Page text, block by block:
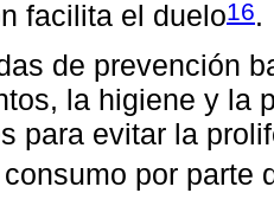
facilita el duelo16.
de prevención
la higiene y la
para evitar la
por parte